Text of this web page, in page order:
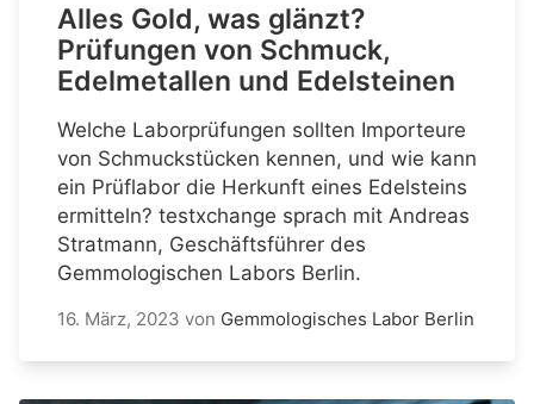
Alles Gold, was glänzt?
Prüfungen von Schmuck,
Edelmetallen und Edelsteinen
Welche Laborprüfungen sollten Importeure
von Schmuckstücken kennen, und wie kann
ein Prüflabor die Herkunft eines Edelsteins
ermitteln? testxchange sprach mit Andreas
Stratmann, Geschäftsführer des
Gemmologischen Labors Berlin.
16. März, 2023 von Gemmologisches Labor Berlin